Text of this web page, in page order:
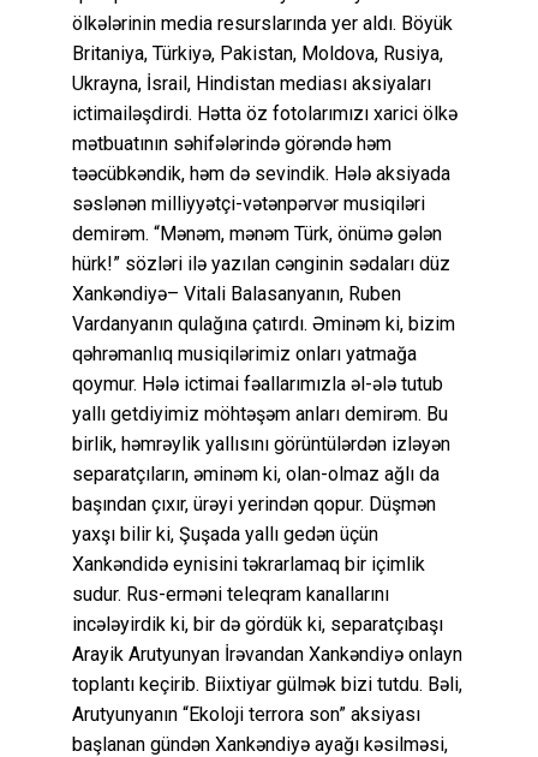
ölkələrinin media resurslarında yer aldı. Böyük
Britaniya, Türkiyə, Pakistan, Moldova, Rusiya,
Ukrayna, İsrail, Hindistan mediası aksiyaları
ictimailəşdirdi. Hətta öz fotolarımızı xarici ölkə
mətbuatının səhifələrində görəndə həm
təəcübkəndik, həm də sevindik. Hələ aksiyada
səslənən milliyyətçi-vətənpərvər musiqiləri
demirəm. “Mənəm, mənəm Türk, önümə gələn
hürk!” sözləri ilə yazılan cənginin sədaları düz
Xankəndiyə– Vitali Balasanyanın, Ruben
Vardanyanın qulağına çatırdı. Əminəm ki, bizim
qəhrəmanlıq musiqilərimiz onları yatmağa
qoymur. Hələ ictimai fəallarımızla əl-ələ tutub
yallı getdiyimiz möhtəşəm anları demirəm. Bu
birlik, həmrəylik yallısını görüntülərdən izləyən
separatçıların, əminəm ki, olan-olmaz ağlı da
başından çıxır, ürəyi yerindən qopur. Düşmən
yaxşı bilir ki, Şuşada yallı gedən üçün
Xankəndidə eynisini təkrarlamaq bir içimlik
sudur. Rus-erməni teleqram kanallarını
incələyirdik ki, bir də gördük ki, separatçıbaşı
Arayik Arutyunyan İrəvandan Xankəndiyə onlayn
toplantı keçirib. Biixtiyar gülmək bizi tutdu. Bəli,
Arutyunyanın “Ekoloji terrora son” aksiyası
başlanan gündən Xankəndiyə ayağı kəsilməsi,